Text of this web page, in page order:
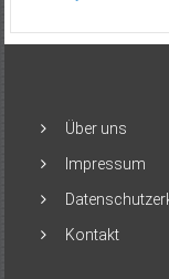
Über uns
Impressum
Kontakt